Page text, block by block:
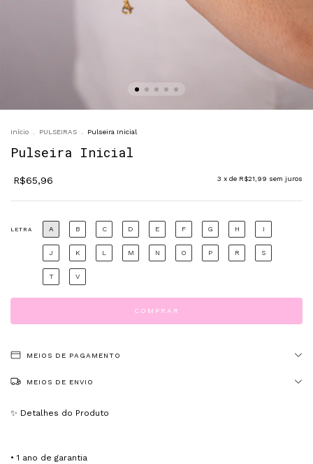
Início PULSEIRAS Pulseira Inicial
Pulseira Inicial
R$65,96 3 x de R$21,99 sem juros
LETRA A B C D E F G H I
J K L M N O P R S
T V
MEIOS DE PAGAMENTO
MEIOS DE ENVIO
✨ Detalhes do Produto
• 1 ano de garantia